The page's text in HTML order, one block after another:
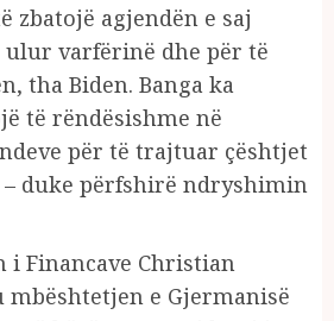
zbatojë agjendën e saj
ulur varfërinë dhe për të
tha Biden. Banga ka
të rëndësishme në
për të trajtuar çështjet
duke përfshirë ndryshimin
Financave Christian
e Gjermanisë